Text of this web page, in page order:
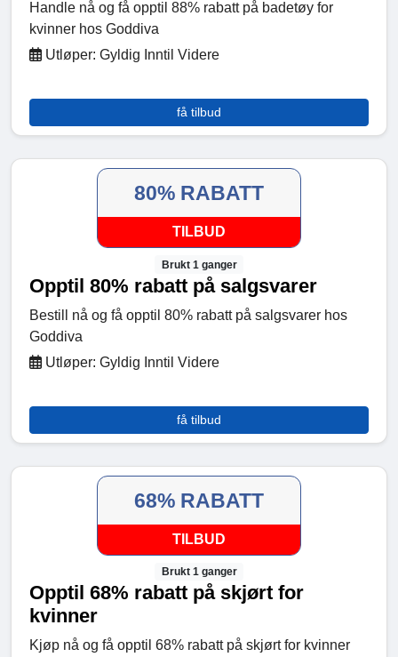
Handle nå og få opptil 88% rabatt på badetøy for
kvinner hos Goddiva
Utløper: Gyldig Inntil Videre
få tilbud
80% RABATT
TILBUD
Brukt 1 ganger
Opptil 80% rabatt på salgsvarer
Bestill nå og få opptil 80% rabatt på salgsvarer hos
Goddiva
Utløper: Gyldig Inntil Videre
få tilbud
68% RABATT
TILBUD
Brukt 1 ganger
Opptil 68% rabatt på skjørt for
kvinner
Kjøp nå og få opptil 68% rabatt på skjørt for kvinner